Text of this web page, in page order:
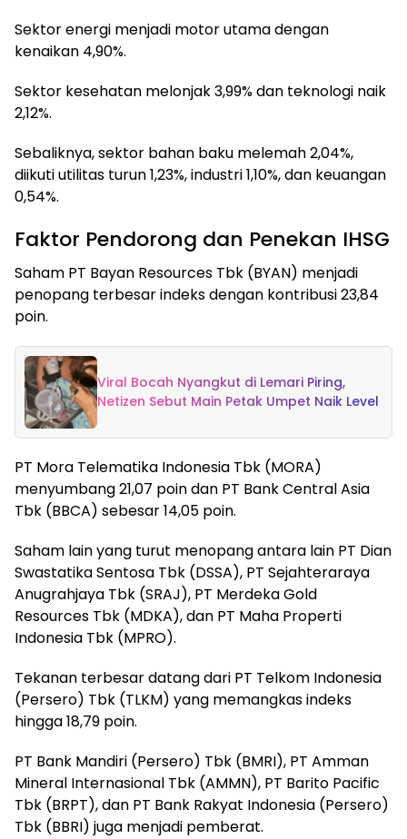
Sektor energi menjadi motor utama dengan
kenaikan 4,90%.
Sektor kesehatan melonjak 3,99% dan teknologi naik
2,12%.
Sebaliknya, sektor bahan baku melemah 2,04%,
diikuti utilitas turun 1,23%, industri 1,10%, dan keuangan
0,54%.
Faktor Pendorong dan Penekan IHSG
Saham PT Bayan Resources Tbk (BYAN) menjadi
penopang terbesar indeks dengan kontribusi 23,84
poin.
Viral Bocah Nyangkut di Lemari Piring,
Netizen Sebut Main Petak Umpet Naik Level
PT Mora Telematika Indonesia Tbk (MORA)
menyumbang 21,07 poin dan PT Bank Central Asia
Tbk (BBCA) sebesar 14,05 poin.
Saham lain yang turut menopang antara lain PT Dian
Swastatika Sentosa Tbk (DSSA), PT Sejahteraraya
Anugrahjaya Tbk (SRAJ), PT Merdeka Gold
Resources Tbk (MDKA), dan PT Maha Properti
Indonesia Tbk (MPRO).
Tekanan terbesar datang dari PT Telkom Indonesia
(Persero) Tbk (TLKM) yang memangkas indeks
hingga 18,79 poin.
PT Bank Mandiri (Persero) Tbk (BMRI), PT Amman
Mineral Internasional Tbk (AMMN), PT Barito Pacific
Tbk (BRPT), dan PT Bank Rakyat Indonesia (Persero)
Tbk (BBRI) juga menjadi pemberat.